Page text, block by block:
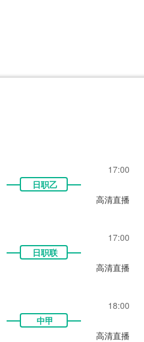
瑞典超
17:00
日职乙
高清直播
17:00
日职联
高清直播
18:00
中甲
高清直播